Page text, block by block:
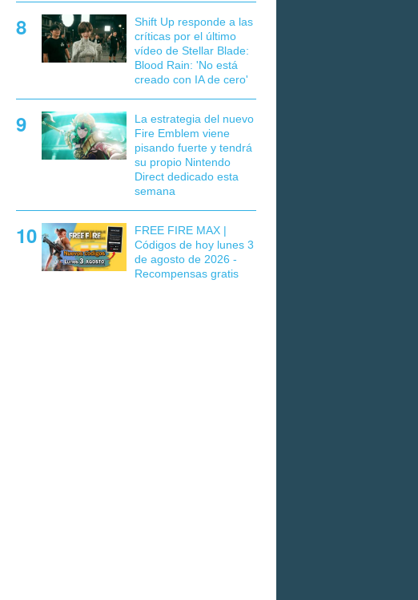
Shift Up responde a las
críticas por el último
vídeo de Stellar Blade:
Blood Rain: 'No está
creado con IA de cero'
La estrategia del nuevo
Fire Emblem viene
pisando fuerte y tendrá
su propio Nintendo
Direct dedicado esta
semana
FREE FIRE MAX |
Códigos de hoy lunes 3
de agosto de 2026 -
Recompensas gratis